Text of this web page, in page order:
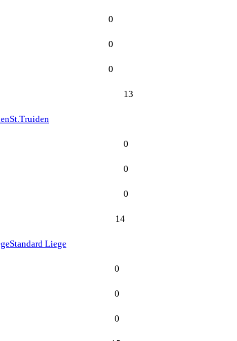
0
0
0
13
St.Truiden
0
0
0
14
Standard Liege
0
0
0